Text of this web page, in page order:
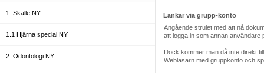
1. Skalle NY
1.1 Hjärna special NY
2. Odontologi NY
Länkar via grupp-konto
Angående strulet med att nå
att logga in som annan
Dock kommer man då inte direkt
Webläsarn med gruppkonto och